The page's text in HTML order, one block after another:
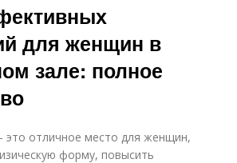
для женщин в
зале: полное
это отличное место для женщин,
форму, повысить